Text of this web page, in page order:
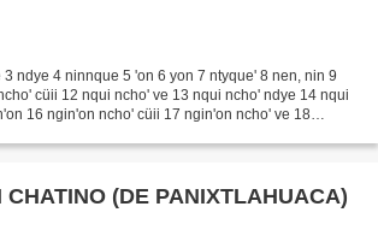
3 ndye 4 ninnque 5 'on 6 yon 7 ntyque' 8 nen, nin 9
cüii 12 nqui ncho' ve 13 nqui ncho' ndye 14 nqui
16 ngin'on ncho' cüii 17 ngin'on ncho' ve 18
CHATINO (DE PANIXTLAHUACA)